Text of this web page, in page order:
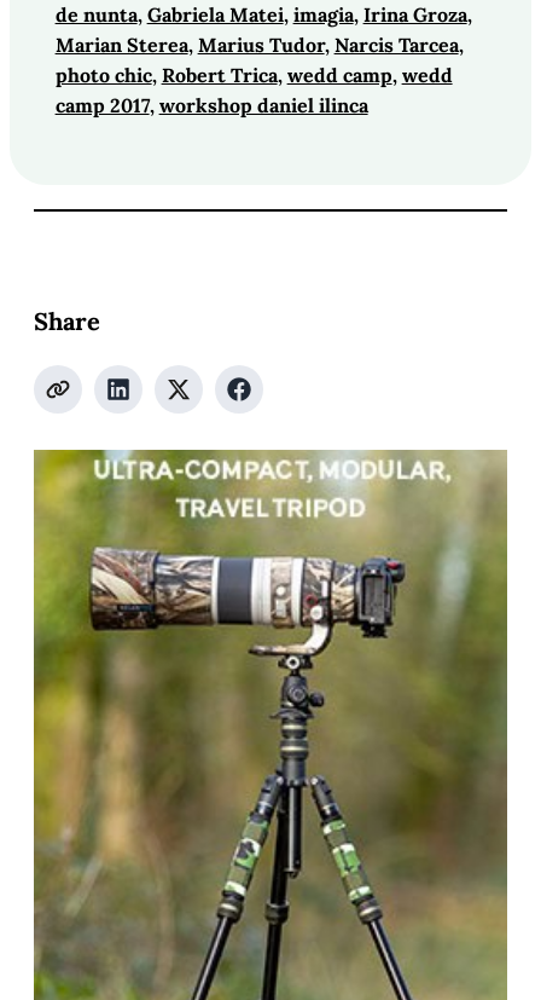
de nunta, Gabriela Matei, imagia, Irina Groza ,
Marian Sterea, Marius Tudor, Narcis Tarcea ,
photo chic, Robert Trica, wedd camp, wedd
camp 2017, workshop daniel ilinca
Share